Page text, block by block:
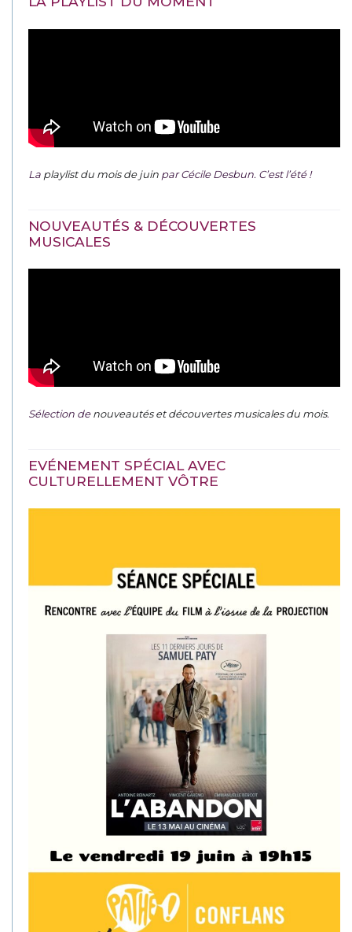
La playlist du mois de juin par Cécile Desbun. C’est l’été !
NOUVEAUTÉS & DÉCOUVERTES
MUSICALES
Sélection denouveautés et découvertes musicales du mois.
EVÉNEMENT SPÉCIAL AVEC
CULTURELLEMENT VÔTRE